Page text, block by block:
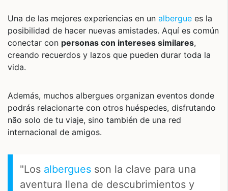
Una de las mejores experiencias en un albergue es la
posibilidad de hacer nuevas amistades. Aquí es común
conectar con personas con intereses similares,
creando recuerdos y lazos que pueden durar toda la
vida.
Además, muchos albergues organizan eventos donde
podrás relacionarte con otros huéspedes, disfrutando
não solo de tu viaje, sino también de una red
internacional de amigos.
"Los albergues son la clave para una
aventura llena de descubrimientos y